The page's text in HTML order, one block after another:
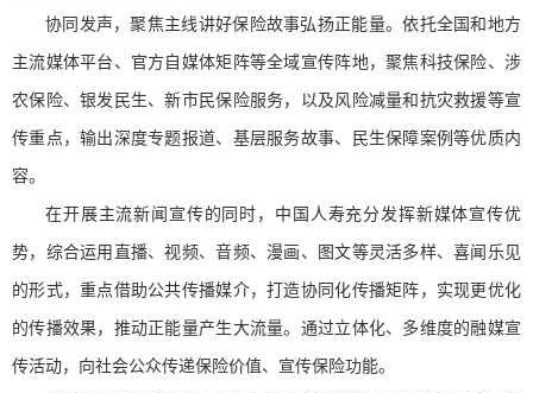
协同发声，聚焦主线讲好保险故事弘扬正能量。依托全国和地方
主流媒体平台、官方自媒体矩阵等全域宣传阵地，聚焦科技保险、涉
农保险、银发民生、新市民保险服务，以及风险减量和抗灾救援等宣
传重点，输出深度专题报道、基层服务故事、民生保障案例等优质内
容。
在开展主流新闻宣传的同时，中国人寿充分发挥新媒体宣传优
势，综合运用直播、视频、音频、漫画、图文等灵活多样、喜闻乐见
的形式，重点借助公共传播媒介，打造协同化传播矩阵，实现更优化
的传播效果，推动正能量产生大流量。通过立体化、多维度的融媒宣
传活动，向社会公众传递保险价值、宣传保险功能。